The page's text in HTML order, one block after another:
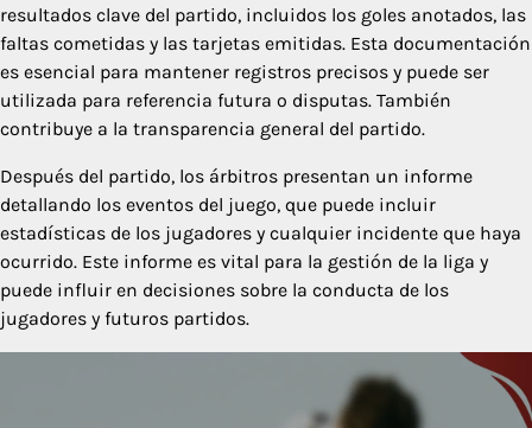
resultados clave del partido, incluidos los goles anotados, las
faltas cometidas y las tarjetas emitidas. Esta documentación
es esencial para mantener registros precisos y puede ser
utilizada para referencia futura o disputas. También
contribuye a la transparencia general del partido.
Después del partido, los árbitros presentan un informe
detallando los eventos del juego, que puede incluir
estadísticas de los jugadores y cualquier incidente que haya
ocurrido. Este informe es vital para la gestión de la liga y
puede influir en decisiones sobre la conducta de los
jugadores y futuros partidos.